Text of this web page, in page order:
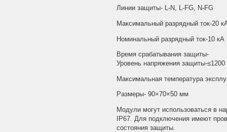
Линии защиты- L-N, L-FG, N-FG
Максимальный разрядный ток-20
Номинальный разрядный ток-10 кА
Время срабатывания защиты-
Уровень напряжения защиты-
Максимальная температура
Размеры- 90×70×50 мм
Модули могут использоваться в
IP67. Для подключения имеют
состояния защиты.